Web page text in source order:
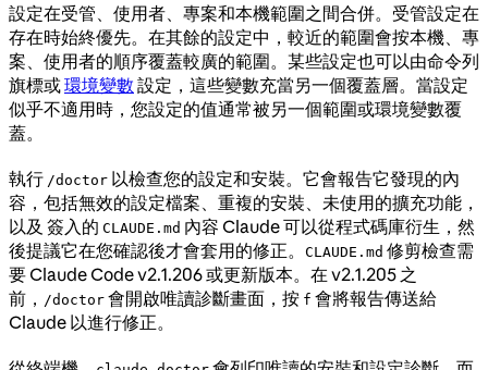
設定在受管、使用者、專案和本機範圍之間合併。受管設定在
存在時始終優先。在其餘的設定中，較近的範圍會按本機、專
案、使用者的順序覆蓋較廣的範圍。某些設定也可以由命令列
旗標或環境變數 設定，這些變數充當另一個覆蓋層。當設定
似乎不適用時，您設定的值通常被另一個範圍或環境變數覆
蓋。
執行 /doctor 以檢查您的設定和安裝。它會報告它發現的內
容，包括無效的設定檔案、重複的安裝、未使用的擴充功能，
以及 簽入的 CLAUDE.md 內容 Claude 可以從程式碼庫衍生，然
後提議它在您確認後才會套用的修正。
CLAUDE.md 修剪檢查需
要 Claude Code v2.1.206 或更新版本。在 v2.1.205 之
前， /doctor 會開啟唯讀診斷畫面，按 f 會將報告傳送給
Claude 以進行修正。